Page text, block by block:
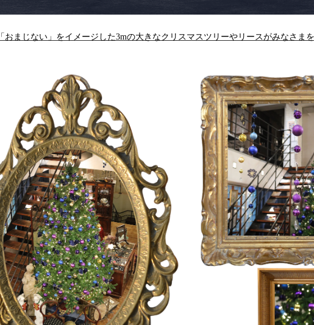
「おまじない」をイメージした3mの大きなクリスマスツリーやリースがみなさま